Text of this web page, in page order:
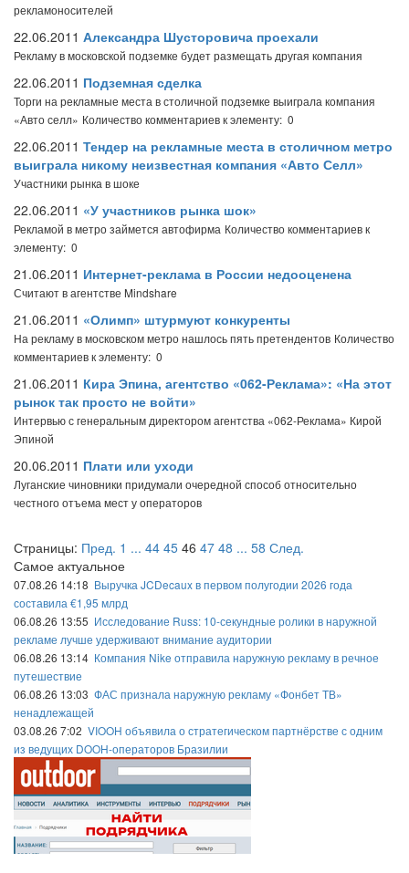
рекламоносителей
22.06.2011 Александра Шусторовича проехали
Рекламу в московской подземке будет размещать другая компания
22.06.2011 Подземная сделка
Торги на рекламные места в столичной подземке выиграла компания
«Авто селл» Количество комментариев к элементу: 0
22.06.2011 Тендер на рекламные места в столичном метро
выиграла никому неизвестная компания «Авто Селл»
Участники рынка в шоке
22.06.2011 «У участников рынка шок»
Рекламой в метро займется автофирма Количество комментариев к
элементу: 0
21.06.2011 Интернет-реклама в России недооценена
Считают в агентстве Mindshare
21.06.2011 «Олимп» штурмуют конкуренты
На рекламу в московском метро нашлось пять претендентов Количество
комментариев к элементу: 0
21.06.2011 Кира Эпина, агентство «062-Реклама»: «На этот
рынок так просто не войти»
Интервью с генеральным директором агентства «062-Реклама» Кирой
Эпиной
20.06.2011 Плати или уходи
Луганские чиновники придумали очередной способ относительно
честного отъема мест у операторов
Страницы: Пред. 1 ... 44 45 46 47 48 ... 58 След.
Самое актуальное
07.08.26 14:18 Выручка JCDecaux в первом полугодии 2026 года
составила €1,95 млрд
06.08.26 13:55 Исследование Russ: 10-секундные ролики в наружной
рекламе лучше удерживают внимание аудитории
06.08.26 13:14 Компания Nike отправила наружную рекламу в речное
путешествие
06.08.26 13:03 ФАС признала наружную рекламу «Фонбет ТВ»
ненадлежащей
03.08.26 7:02 VIOOH объявила о стратегическом партнёрстве с одним
из ведущих DOOH-операторов Бразилии